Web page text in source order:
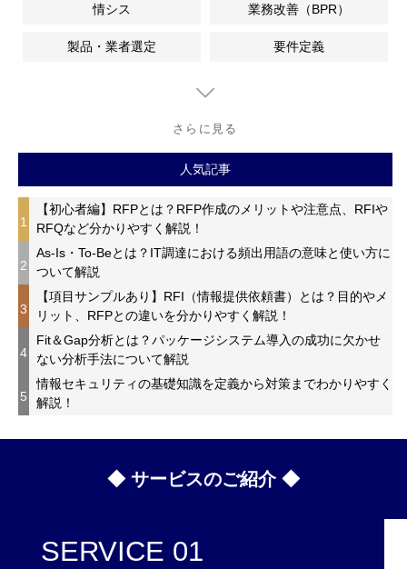
情シス 業務改善（BPR）
製品・業者選定 要件定義
さらに見る
人気記事
1
【初心者編】RFPとは？RFP作成のメリットや注意点、RFIや
RFQなど分かりやすく解説！
2
As-Is・To-Beとは？IT調達における頻出用語の意味と使い方に
ついて解説
3
【項目サンプルあり】RFI（情報提供依頼書）とは？目的やメ
リット、RFPとの違いを分かりやすく解説！
4
Fit＆Gap分析とは？パッケージシステム導入の成功に欠かせ
ない分析手法について解説
5
情報セキュリティの基礎知識を定義から対策までわかりやすく
解説！
◆ サービスのご紹介 ◆
SERVICE 01